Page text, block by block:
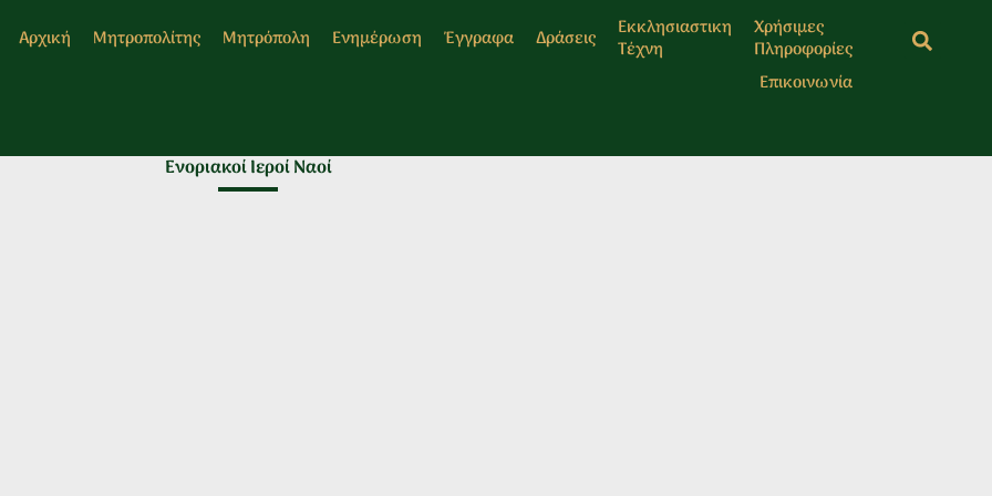
Αρχική Μητροπολίτης Μητρόπολη Ενημέρωση Έγγραφα Δράσεις
Εκκλησιαστικη
Τέχνη
Χρήσιμες
Πληροφορίες
Επικοινωνία
Ενοριακοί Ιεροί Ναοί